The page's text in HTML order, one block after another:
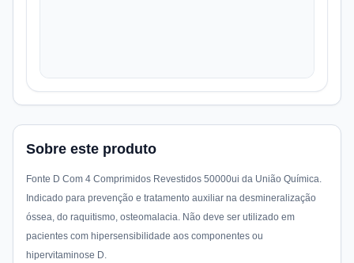
Sobre este produto
Fonte D Com 4 Comprimidos Revestidos 50000ui da União Química.
Indicado para prevenção e tratamento auxiliar na desmineralização
óssea, do raquitismo, osteomalacia. Não deve ser utilizado em
pacientes com hipersensibilidade aos componentes ou
hipervitaminose D.